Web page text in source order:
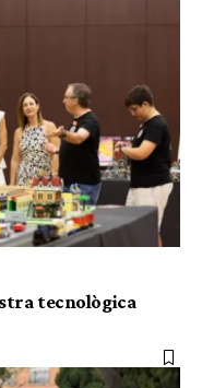
tecnològica